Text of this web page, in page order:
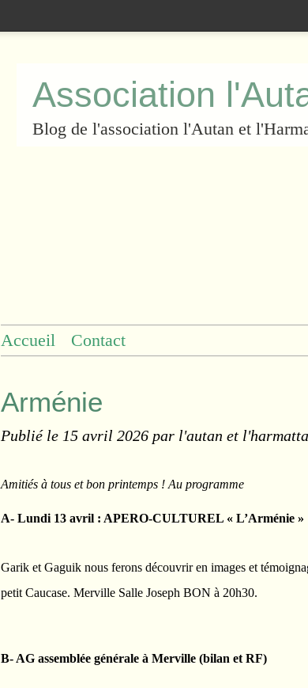
Association
Blog de l'association l'Autan et
Accueil Contact
Arménie
Publié le 15 avril 2026 par l'autan et
Amitiés à tous et bon printemps ! Au programme
A- Lundi 13 avril : APERO-CULTUREL « L’Arménie »
Garik et Gaguik nous ferons découvrir en images et
petit Caucase. Merville Salle Joseph BON à 20h30.
B- AG assemblée générale à Merville (bilan et RF)